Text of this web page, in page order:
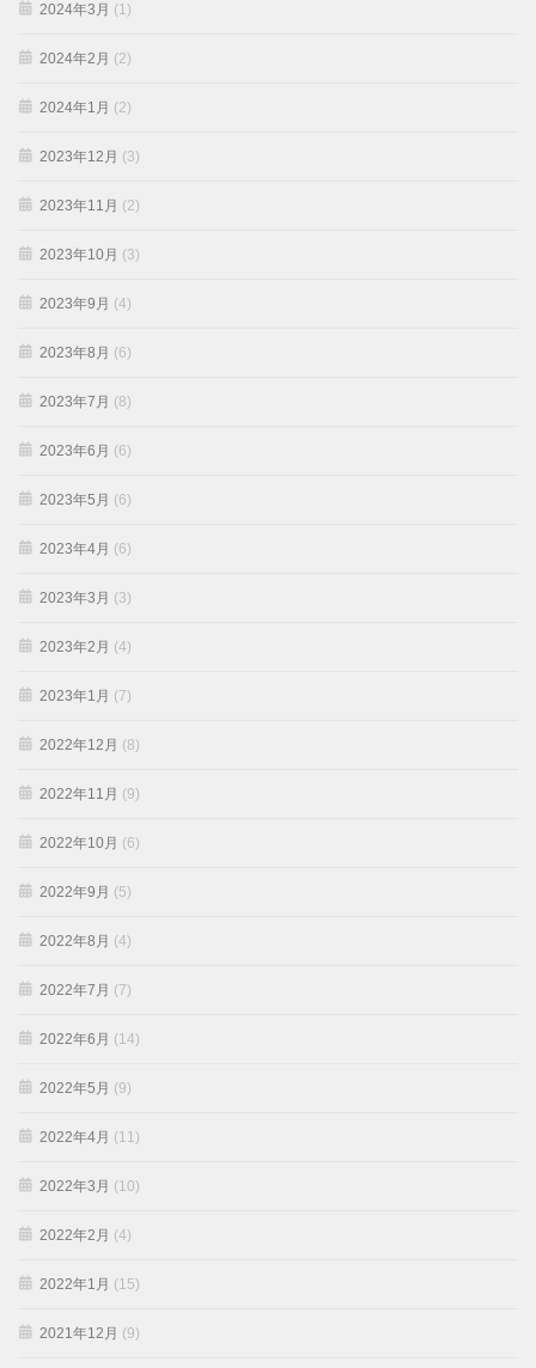
2024年3月 (1)
2024年2月 (2)
2024年1月 (2)
2023年12月 (3)
2023年11月 (2)
2023年10月 (3)
2023年9月 (4)
2023年8月 (6)
2023年7月 (8)
2023年6月 (6)
2023年5月 (6)
2023年4月 (6)
2023年3月 (3)
2023年2月 (4)
2023年1月 (7)
2022年12月 (8)
2022年11月 (9)
2022年10月 (6)
2022年9月 (5)
2022年8月 (4)
2022年7月 (7)
2022年6月 (14)
2022年5月 (9)
2022年4月 (11)
2022年3月 (10)
2022年2月 (4)
2022年1月 (15)
2021年12月 (9)